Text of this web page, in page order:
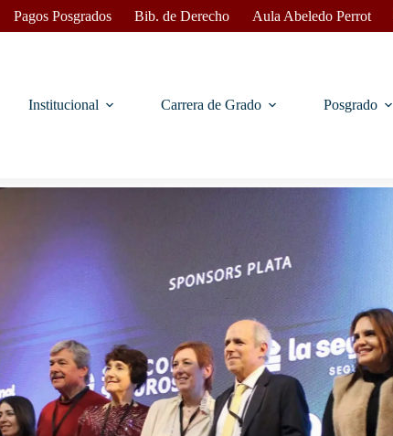
Pagos Posgrados Bib. de Derecho Aula Abeledo Perrot
Institucional Carrera de Grado Posgrado